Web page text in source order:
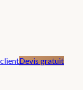
Devis gratuit